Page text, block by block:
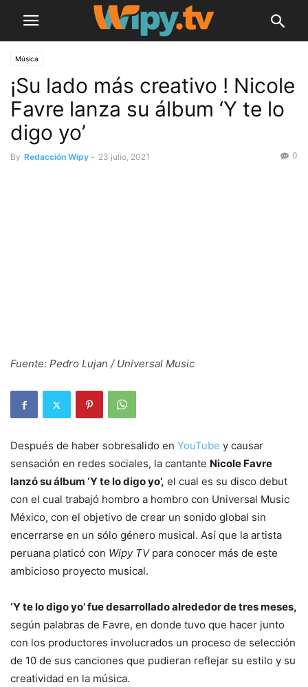
Música
¡Su lado más creativo ! Nicole
Favre lanza su álbum ‘Y te lo
digo yo’
By Redacción Wipy - 23 julio, 2021 0
Fuente: Pedro Lujan / Universal Music
Después de haber sobresalido en YouTube y causar
sensación en redes sociales, la cantante Nicole Favre
lanzó su álbum ‘Y te lo digo yo’, el cual es su disco debut
con el cual trabajó hombro a hombro con Universal Music
México, con el objetivo de crear un sonido global sin
encerrarse en un sólo género musical. Así que la artista
peruana platicó con Wipy TVpara conocer más de este
ambicioso proyecto musical.
‘Y te lo digo yo’ fue desarrollado alrededor de tres meses,
según palabras de Favre, en donde tuvo que hacer junto
con los productores involucrados un proceso de selección
de 10 de sus canciones que pudieran reflejar su estilo y su
creatividad en la música.